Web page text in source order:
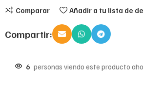
Comparar Añadir a tu lista de
Compartir:
6 personas viendo este producto